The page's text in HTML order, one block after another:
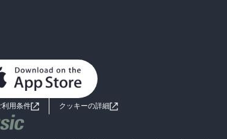
利用条件 クッキーの詳細